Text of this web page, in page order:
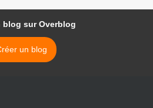
blog sur Overblog
un blog